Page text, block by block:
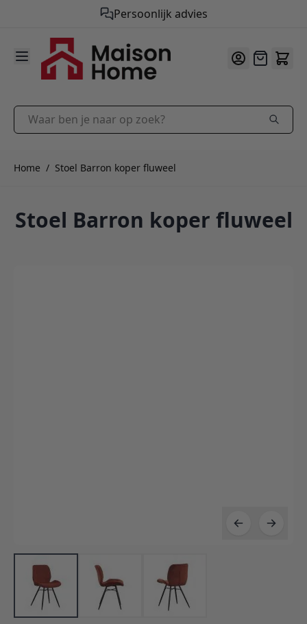
Persoonlijk advies
9.9/10
Ga naar de inhoud
Offerte
Waar ben je naar op zoek?
Home / Stoel Barron koper fluweel
Stoel Barron koper fluweel